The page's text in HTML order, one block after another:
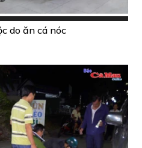
do ăn cá nóc